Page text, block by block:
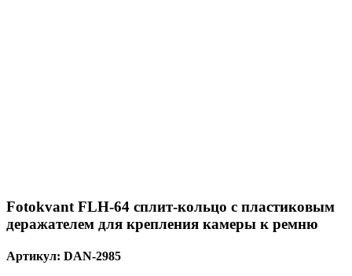
Fotokvant FLH-64 сплит-кольцо с пластиковым
деражателем для крепления камеры к ремню
Артикул: DAN-2985